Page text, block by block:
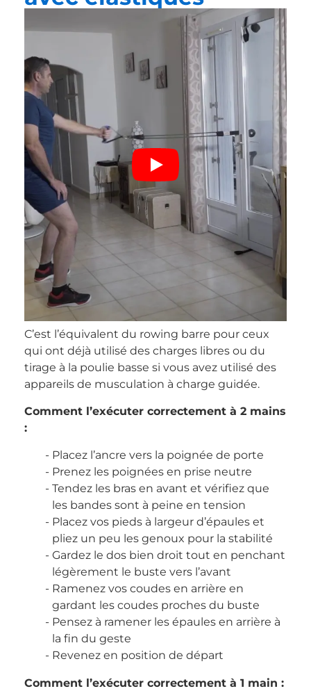
C’est l’équivalent du rowing barre pour ceux
qui ont déjà utilisé des charges libres ou du
tirage à la poulie basse si vous avez utilisé des
appareils de musculation à charge guidée.
Comment l’exécuter correctement à 2 mains
:
Placez l’ancre vers la poignée de porte
Prenez les poignées en prise neutre
Tendez les bras en avant et vérifiez que
les bandes sont à peine en tension
Placez vos pieds à largeur d’épaules et
pliez un peu les genoux pour la stabilité
Gardez le dos bien droit tout en penchant
légèrement le buste vers l’avant
Ramenez vos coudes en arrière en
gardant les coudes proches du buste
Pensez à ramener les épaules en arrière à
la fin du geste
Revenez en position de départ
Comment l’exécuter correctement à 1 main :